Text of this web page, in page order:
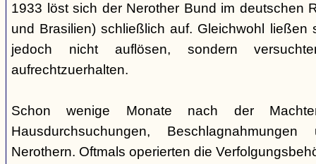
1933 löst sich der Nerother Bund im deutschen
und Brasilien) schließlich auf. Gleichwohl ließen
jedoch nicht auflösen, sondern
aufrechtzuerhalten.
Schon wenige Monate nach der
Hausdurchsuchungen,
Nerothern. Oftmals operierten die